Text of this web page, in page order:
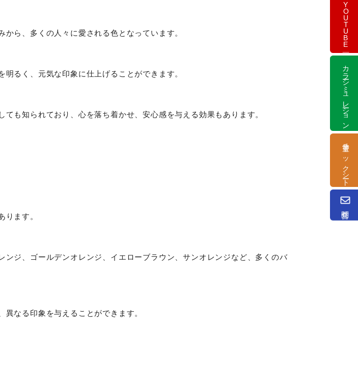
ら、多くの人々に愛される色となっています。
るく、元気な印象に仕上げることができます。
ても知られており、心を落ち着かせ、安心感を与える効果もあります。
ります。
ンジ、ゴールデンオレンジ、イエローブラウン、サンオレンジなど、多くのバ
なる印象を与えることができます。
YOUTUBE
カラーシミュレーション
塗替チェックシート
問合せ